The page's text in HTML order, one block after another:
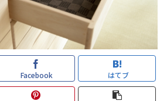
Facebook はてブ